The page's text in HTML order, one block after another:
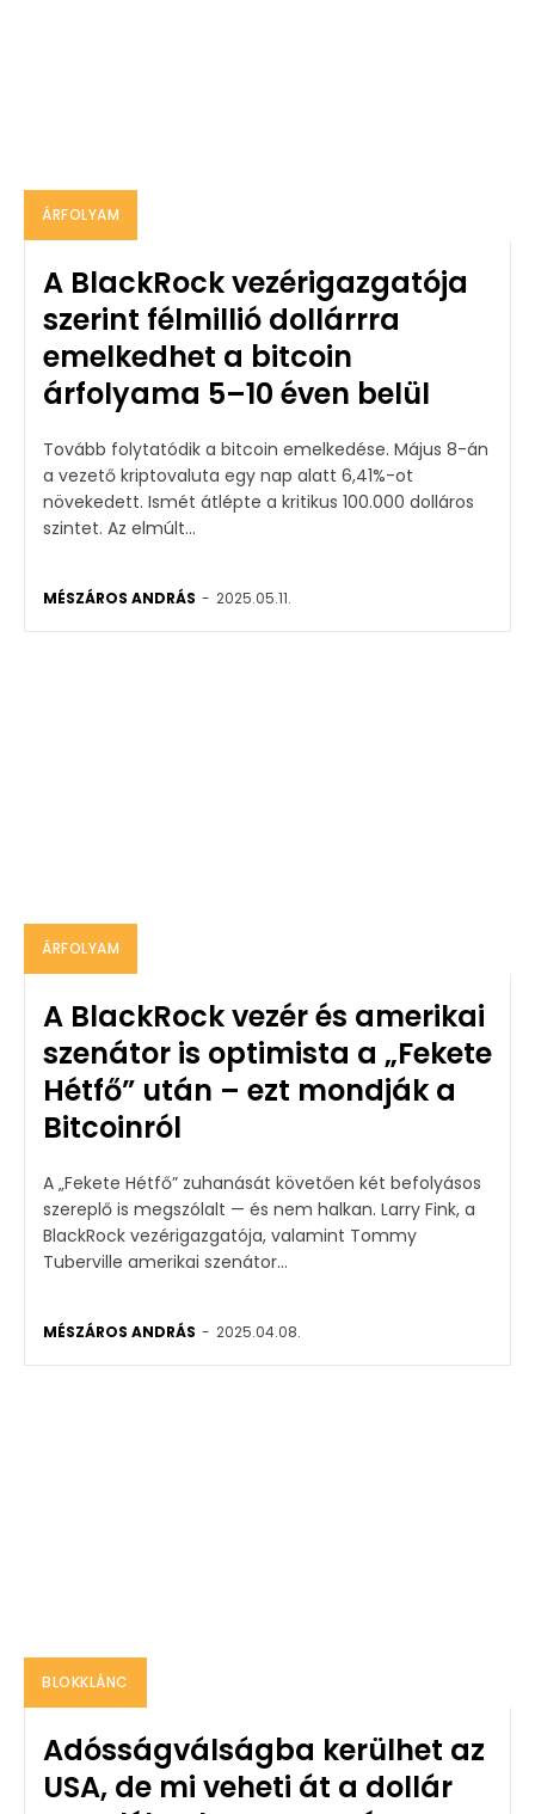
ÁRFOLYAM
A BlackRock vezérigazgatója
szerint félmillió dollárrra
emelkedhet a bitcoin
árfolyama 5–10 éven belül
Tovább folytatódik a bitcoin emelkedése. Május 8-án
a vezető kriptovaluta egy nap alatt 6,41%-ot
növekedett. Ismét átlépte a kritikus 100.000 dolláros
szintet. Az elmúlt...
MÉSZÁROS ANDRÁS - 2025.05.11.
ÁRFOLYAM
A BlackRock vezér és amerikai
szenátor is optimista a „Fekete
Hétfő” után – ezt mondják a
Bitcoinról
A „Fekete Hétfő” zuhanását követően két befolyásos
szereplő is megszólalt — és nem halkan. Larry Fink, a
BlackRock vezérigazgatója, valamint Tommy
Tuberville amerikai szenátor...
MÉSZÁROS ANDRÁS - 2025.04.08.
BLOKKLÁNC
Adósságválságba kerülhet az
USA, de mi veheti át a dollár